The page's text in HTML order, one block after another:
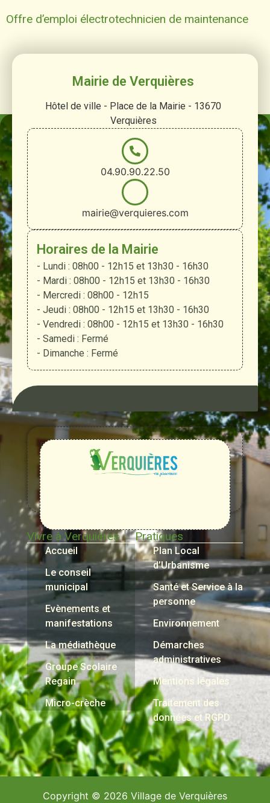
Offre d’emploi électrotechnicien de maintenance
Mairie de Verquières
Hôtel de ville - Place de la Mairie - 13670
Verquières
04.90.90.22.50
mairie@verquieres.com
Horaires de la Mairie
- Lundi : 08h00 - 12h15 et 13h30 - 16h30
- Mardi : 08h00 - 12h15 et 13h30 - 16h30
- Mercredi : 08h00 - 12h15
- Jeudi : 08h00 - 12h15 et 13h30 - 16h30
- Vendredi : 08h00 - 12h15 et 13h30 - 16h30
- Samedi : Fermé
- Dimanche : Fermé
Entre
Rhône,
Alpilles
et
Durance
Vivre à Verquières
Accueil
Le conseil
municipal
Evènements et
manifestations
La médiathèque
Groupe Scolaire
Regain
Micro-crèche
Pratiques
Plan Local
d’Urbanisme
Santé et Service à la
personne
Environnement
Démarches
administratives
Mentions légales
Traitement des
données et RGPD
Copyright © 2026 Village de Verquières